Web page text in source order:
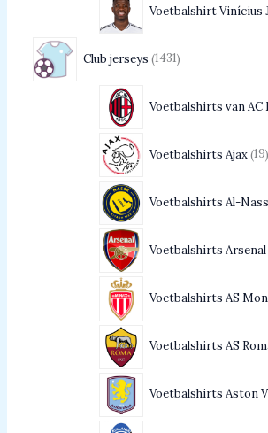
Voetbalshirt Vinícius
Club jerseys 1431
Voetbalshirts van AC
Voetbalshirts Ajax 19
Voetbalshirts Al-
Voetbalshirts Arsenal
Voetbalshirts AS
Voetbalshirts AS
Voetbalshirts Aston